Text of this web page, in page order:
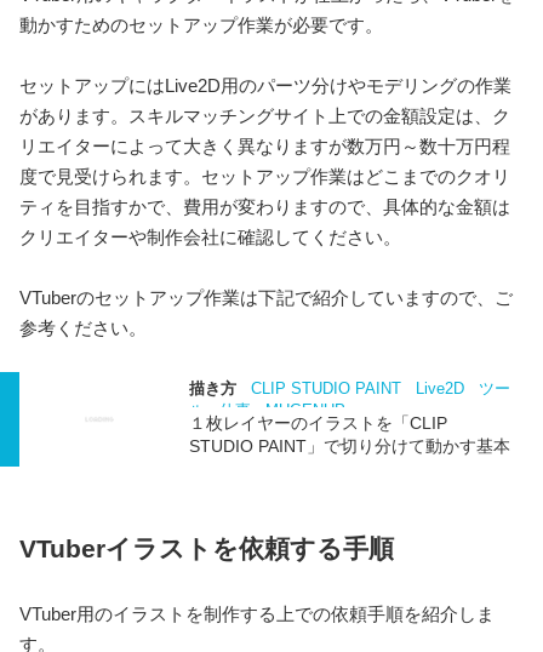
動かすためのセットアップ作業が必要です。
セットアップにはLive2D用のパーツ分けやモデリングの作業
があります。スキルマッチングサイト上での金額設定は、ク
リエイターによって大きく異なりますが数万円～数十万円程
度で見受けられます。セットアップ作業はどこまでのクオリ
ティを目指すかで、費用が変わりますので、具体的な金額は
クリエイターや制作会社に確認してください。
VTuberのセットアップ作業は下記で紹介していますので、ご
参考ください。
描き方 CLIP STUDIO PAINT Live2D
ツー
ル
仕事 MUGENUP
１枚レイヤーのイラストを「CLIP
STUDIO PAINT」で切り分けて動かす基本
VTuberイラストを依頼する手順
VTuber用のイラストを制作する上での依頼手順を紹介しま
す。